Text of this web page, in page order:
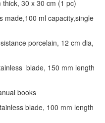
30 x 30 cm (1 pc)
made,100 ml capacity,single
porcelain, 12 cm dia,
blade, 150 mm length
books
blade, 100 mm length